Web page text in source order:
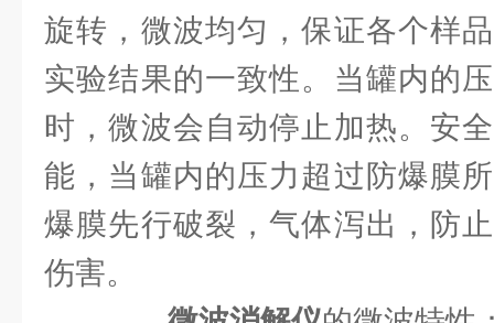
旋转，微波均匀，保证各个样
实验结果的一致性。当罐内的
时，微波会自动停止加热。安
能，当罐内的压力超过防爆膜
爆膜先行破裂，气体泻出，防
伤害。